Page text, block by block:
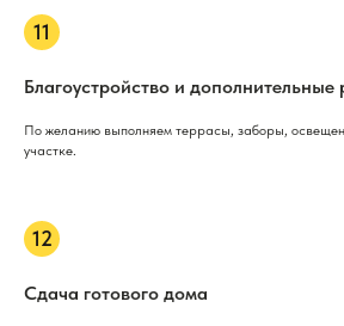
Благоустройство и дополнительные
По желанию выполняем террасы, заборы,
участке.
Сдача готового дома